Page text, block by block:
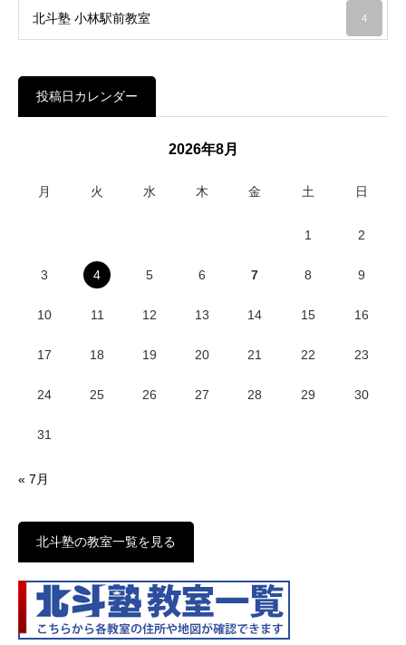
北斗塾 小林駅前教室 4
投稿日カレンダー
2026年8月
月 火 水 木 金 土 日
1 2
3 4 5 6 7 8 9
10 11 12 13 14 15 16
17 18 19 20 21 22 23
24 25 26 27 28 29 30
31
« 7月
北斗塾の教室一覧を見る